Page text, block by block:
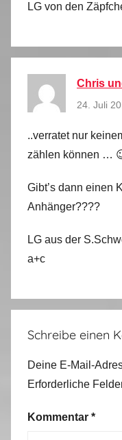
LG von den
Chris
24. Juli
..verratet nur
zählen können …
Gibt’s dann einen
Anhänger????
LG aus der
a+c
Schreibe einen
Deine E-Mail-
Erforderliche
Kommentar *